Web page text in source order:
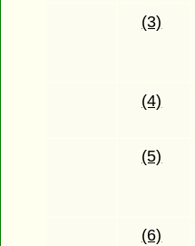
(3)
(4)
(5)
(6)